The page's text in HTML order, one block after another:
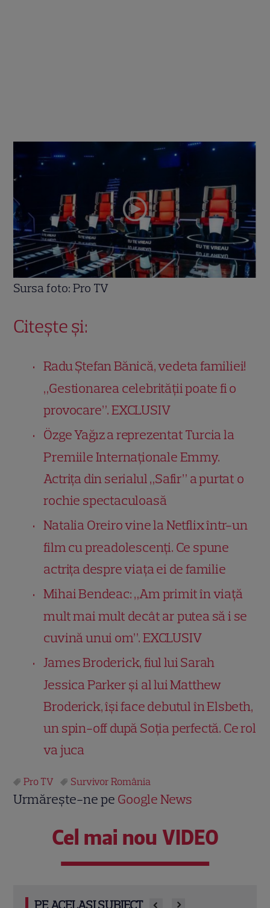
Sursa foto: Pro TV
Citește și:
Radu Ștefan Bănică, vedeta familiei!
„Gestionarea celebrității poate fi o
provocare”. EXCLUSIV
Özge Yağız a reprezentat Turcia la
Premiile Internaționale Emmy.
Actrița din serialul „Safir” a purtat o
rochie spectaculoasă
Natalia Oreiro vine la Netflix într-un
film cu preadolescenți. Ce spune
actrița despre viața ei de familie
Mihai Bendeac: „Am primit în viață
mult mai mult decât ar putea să i se
cuvină unui om”. EXCLUSIV
James Broderick, fiul lui Sarah
Jessica Parker și al lui Matthew
Broderick, își face debutul în Elsbeth,
un spin-off după Soția perfectă. Ce rol
va juca
Pro TV Survivor România
Urmărește-ne pe Google News
Cel mai nou VIDEO
PE ACELAȘI SUBIECT